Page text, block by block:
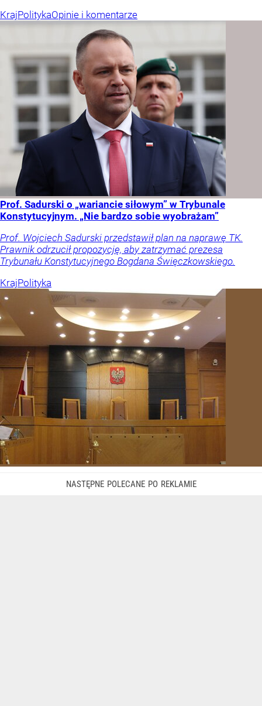
KrajPolitykaOpinie i komentarze
Prof. Sadurski o „wariancie siłowym” w Trybunale
Konstytucyjnym. „Nie bardzo sobie wyobrażam”
Prof. Wojciech Sadurski przedstawił plan na naprawę TK.
Prawnik odrzucił propozycję, aby zatrzymać prezesa
Trybunału Konstytucyjnego Bogdana Święczkowskiego.
KrajPolityka